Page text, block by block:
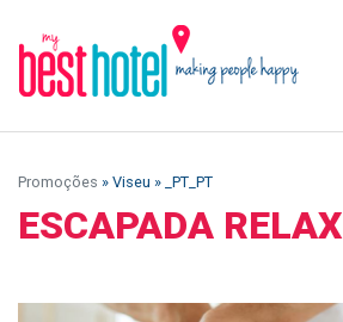
Promoções » Viseu » _PT_PT
ESCAPADA RELAX